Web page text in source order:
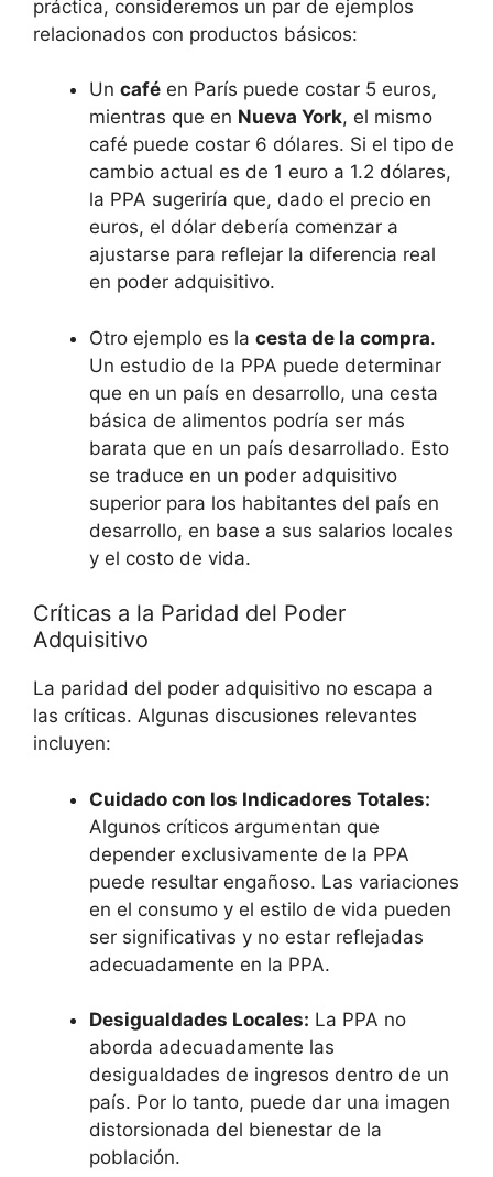
práctica, consideremos un par de ejemplos
relacionados⁤ con ⁢productos básicos:
Un café en París puede costar 5 euros,
mientras que⁣ en Nueva York, el mismo
café puede ‌costar 6 dólares. Si ‌el tipo de⁣
cambio actual es de 1 euro a 1.2 dólares,
la PPA sugeriría que, dado el ⁣precio en
euros, el dólar debería comenzar⁤ a
ajustarse para reflejar la diferencia⁣ real
en poder adquisitivo.
Otro ejemplo es la cesta de la compra.
Un estudio de⁢ la​ PPA puede determinar
que en un⁤ país en desarrollo, una cesta
básica ‍de alimentos ​podría ser más
barata que⁤ en un país desarrollado. Esto
se traduce en⁣ un poder adquisitivo ​
superior para los habitantes del país en
desarrollo,‌ en‌ base a sus salarios locales
y el costo ‌de vida.
Críticas⁣ a la Paridad del Poder
Adquisitivo
La paridad del poder adquisitivo no escapa ⁢a
las críticas. Algunas discusiones relevantes
incluyen:
Cuidado con los Indicadores​ Totales:
Algunos ​críticos argumentan​ que
depender exclusivamente de‍ la ⁢PPA
puede resultar engañoso. Las⁤ variaciones⁢
en el consumo y el estilo de ​vida pueden
ser significativas y no estar ‌reflejadas
adecuadamente en la PPA.
Desigualdades Locales: La PPA no
aborda ​adecuadamente las
⁤desigualdades de ingresos dentro de un
país.‍ Por lo tanto, puede dar una imagen
distorsionada del bienestar de la
población.